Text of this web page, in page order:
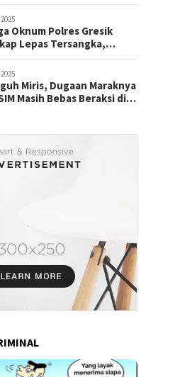
Oknum Polres Gresik
Lepas Tersangka,
Miris, Dugaan Maraknya
Masih Bebas Beraksi di